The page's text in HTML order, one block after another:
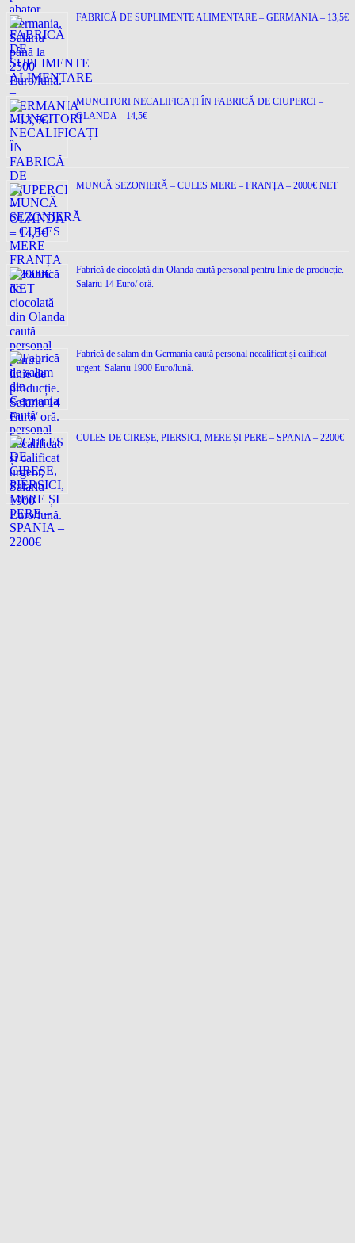
FABRICĂ DE SUPLIMENTE ALIMENTARE – GERMANIA – 13,5€
MUNCITORI NECALIFICAȚI ÎN FABRICĂ DE CIUPERCI –
OLANDA – 14,5€
MUNCĂ SEZONIERĂ – CULES MERE – FRANȚA – 2000€ NET
Fabrică de ciocolată din Olanda caută personal pentru linie de producție.
Salariu 14 Euro/ oră.
Fabrică de salam din Germania caută personal necalificat și calificat
urgent. Salariu 1900 Euro/lună.
CULES DE CIREȘE, PIERSICI, MERE ȘI PERE – SPANIA – 2200€